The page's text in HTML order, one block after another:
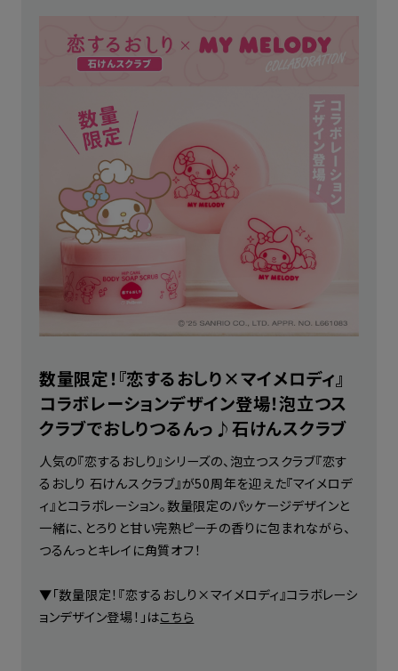
数量限定！『恋するおしり×マイメロディ』
コラボレーションデザイン登場！泡立つス
クラブでおしりつるんっ♪石けんスクラブ
人気の『恋するおしり』シリーズの、泡立つスクラブ『恋す
るおしり 石けんスクラブ』が50周年を迎えた『マイメロデ
ィ』とコラボレーション。数量限定のパッケージデザインと
一緒に、とろりと甘い完熟ピーチの香りに包まれながら、
つるんっとキレイに角質オフ！
▼「数量限定！『恋するおしり×マイメロディ』コラボレーシ
ョンデザイン登場！」はこちら